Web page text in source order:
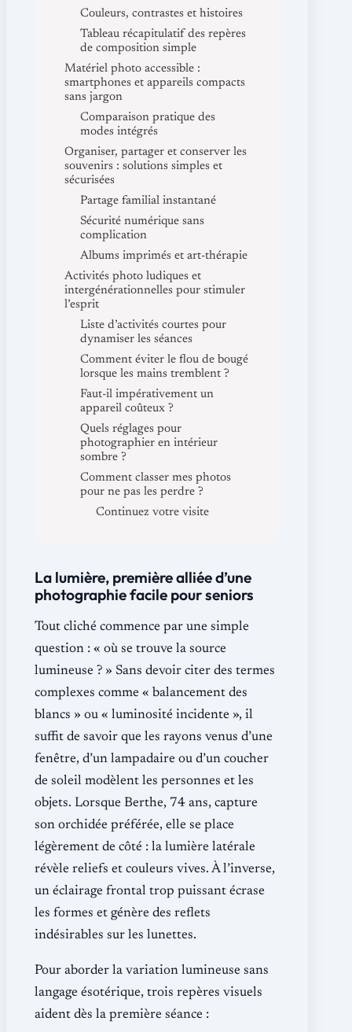
Couleurs, contrastes et histoires
Tableau récapitulatif des repères
de composition simple
Matériel photo accessible :
smartphones et appareils compacts
sans jargon
Comparaison pratique des
modes intégrés
Organiser, partager et conserver les
souvenirs : solutions simples et
sécurisées
Partage familial instantané
Sécurité numérique sans
complication
Albums imprimés et art-thérapie
Activités photo ludiques et
intergénérationnelles pour stimuler
l’esprit
Liste d’activités courtes pour
dynamiser les séances
Comment éviter le flou de bougé
lorsque les mains tremblent ?
Faut-il impérativement un
appareil coûteux ?
Quels réglages pour
photographier en intérieur
sombre ?
Comment classer mes photos
pour ne pas les perdre ?
Continuez votre visite
La lumière, première alliée d’une
photographie facile pour seniors
Tout cliché commence par une simple
question : « où se trouve la source
lumineuse ? » Sans devoir citer des termes
complexes comme « balancement des
blancs » ou « luminosité incidente », il
suffit de savoir que les rayons venus d’une
fenêtre, d’un lampadaire ou d’un coucher
de soleil modèlent les personnes et les
objets. Lorsque Berthe, 74 ans, capture
son orchidée préférée, elle se place
légèrement de côté : la lumière latérale
révèle reliefs et couleurs vives. À l’inverse,
un éclairage frontal trop puissant écrase
les formes et génère des reflets
indésirables sur les lunettes.
Pour aborder la variation lumineuse sans
langage ésotérique, trois repères visuels
aident dès la première séance :